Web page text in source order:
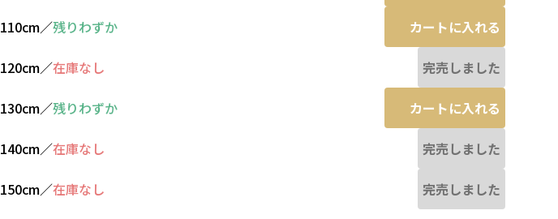
110cm／残りわずか カートに入れる
120cm／在庫なし 完売しました
130cm／残りわずか カートに入れる
140cm／在庫なし 完売しました
150cm／在庫なし 完売しました